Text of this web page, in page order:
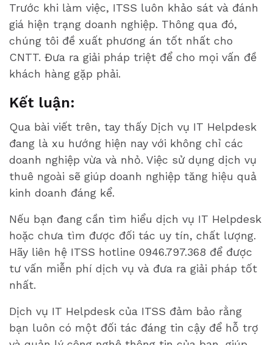
Trước khi làm việc, ITSS luôn khảo sát và đánh
giá hiện trạng doanh nghiệp. Thông qua đó,
chúng tôi đề xuất phương án tốt nhất cho
CNTT. Đưa ra giải pháp triệt để cho mọi vấn đề
khách hàng gặp phải.
Kết luận:
Qua bài viết trên, tay thấy Dịch vụ IT Helpdesk
đang là xu hướng hiện nay với không chỉ các
doanh nghiệp vừa và nhỏ. Việc sử dụng dịch vụ
thuê ngoài sẽ giúp doanh nghiệp tăng hiệu quả
kinh doanh đáng kể.
Nếu bạn đang cần tìm hiểu dịch vụ IT Helpdesk
hoặc chưa tìm được đối tác uy tín, chất lượng.
Hãy liên hệ ITSS hotline 0946.797.368 để được
tư vấn miễn phí dịch vụ và đưa ra giải pháp tốt
nhất.
Dịch vụ IT Helpdesk của ITSS đảm bảo rằng
bạn luôn có một đối tác đáng tin cậy để hỗ trợ